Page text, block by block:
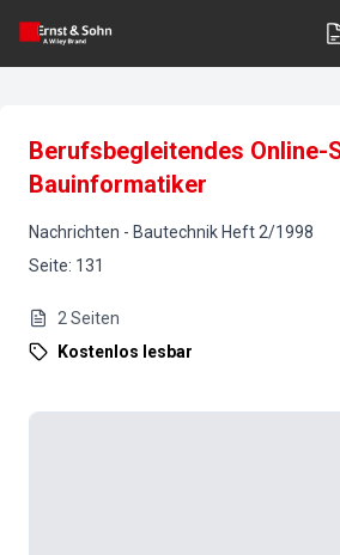
Berufsbegleitendes Online-
Bauinformatiker
Nachrichten - Bautechnik Heft 2/1998
Seite: 131
2 Seiten
Kostenlos lesbar